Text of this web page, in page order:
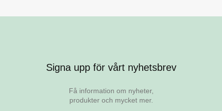
Signa upp för vårt nyhetsbrev
Få information om nyheter,
produkter och mycket mer.